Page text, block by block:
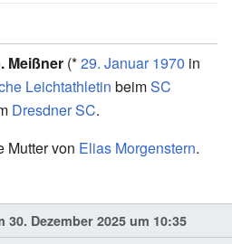
Meißner (*29. Januar 1970 in
Leichtathletin beimSC
Dresdner SC.
Mutter von Elias Morgenstern.
Dezember 2025 um 10:35